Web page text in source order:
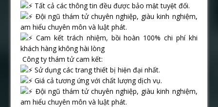
Tất cả các thông tin đều được bảo mật tuyệt đối.
Đội ngũ thám tử chuyên nghiệp, giàu kinh nghiệm,
am hiểu chuyên môn và luật phát.
Cam kết trách nhiệm, bồi hoàn 100% chi phí khi
khách hàng không hài lòng
Công ty thám tử cam kết:
Sử dụng các trang thiết bị hiện đại nhất.
Giá cả tương ứng với chất lượng dịch vụ.
Đội ngũ thám tử chuyên nghiệp, giàu kinh nghiệm,
am hiểu chuyên môn và luật phát.